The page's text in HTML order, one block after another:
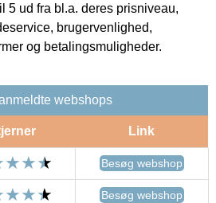
5 ud fra bl.a. deres prisniveau,
brugervenlighed,
og betalingsmuligheder.
webshops
Link
Besøg webshop
Besøg webshop